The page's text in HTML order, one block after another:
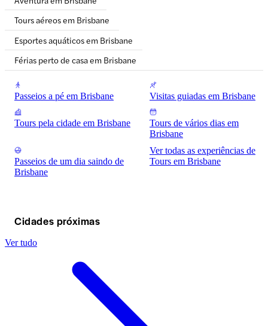
Tours aéreos em Brisbane
Esportes aquáticos em Brisbane
Férias perto de casa em Brisbane
Passeios a pé em Brisbane Visitas guiadas em Brisbane
Tours pela cidade em Brisbane
Tours de vários dias em
Brisbane
Passeios de um dia saindo de
Brisbane
Ver todas as experiências de
Tours em Brisbane
Cidades próximas
Ver tudo